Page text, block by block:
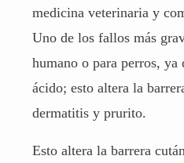
medicina veterinaria y
Uno de los fallos más
humano o para perros, ya
ácido; esto altera la
dermatitis y prurito.
Esto altera la barrera